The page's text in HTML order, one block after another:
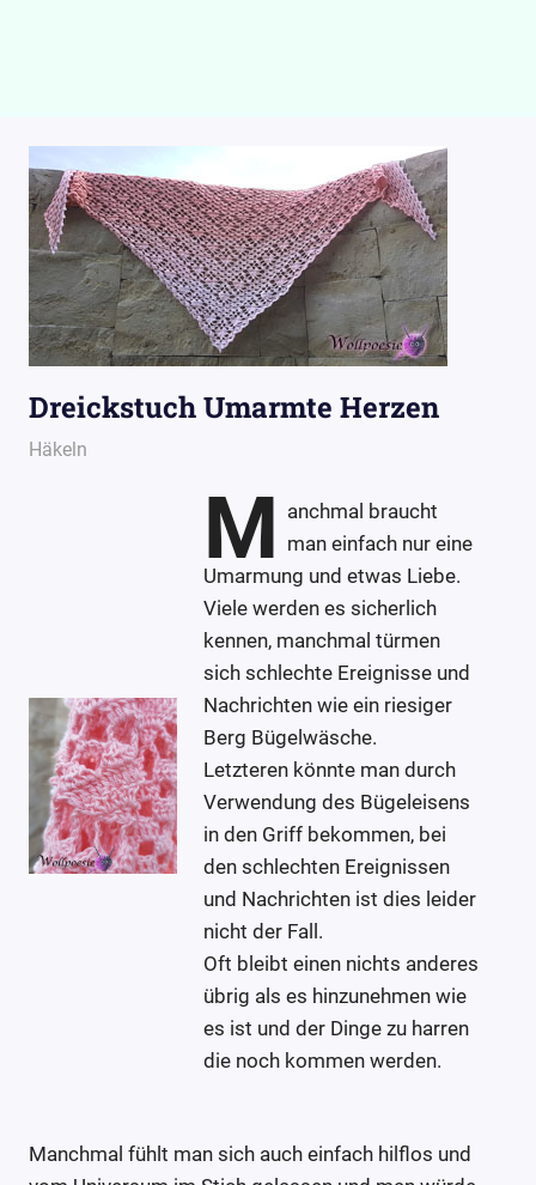
Dreickstuch Umarmte Herzen
29. April 2019
Wollpoesie
Häkeln
M anchmal braucht
man einfach nur eine
Umarmung und etwas Liebe.
Viele werden es sicherlich
kennen, manchmal türmen
sich schlechte Ereignisse und
Nachrichten wie ein riesiger
Berg Bügelwäsche.
Letzteren könnte man durch
Verwendung des Bügeleisens
in den Griff bekommen, bei
den schlechten Ereignissen
und Nachrichten ist dies leider
nicht der Fall.
Oft bleibt einen nichts anderes
übrig als es hinzunehmen wie
es ist und der Dinge zu harren
die noch kommen werden.
Manchmal fühlt man sich auch einfach hilflos und